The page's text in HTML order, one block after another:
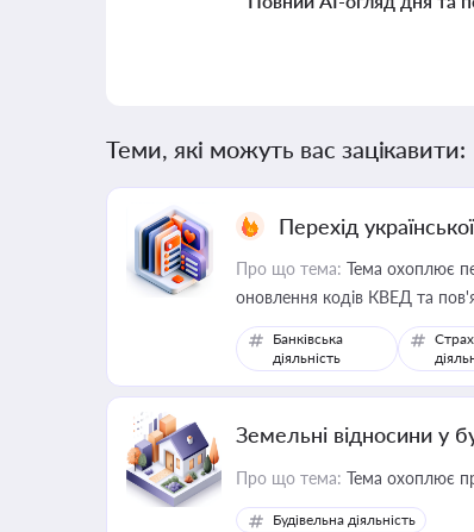
Теми, які можуть вас зацікавити:
Перехід
Про що тема: Тема охоплює
оновлення кодів КВЕД та
Банківська
діяльність
Земельні відносини у
Про що тема: Тема охоплює
Будівельна діяльність